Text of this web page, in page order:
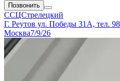
Позвонить
ССЦСтрелецкий
Г. Реутов ул. Победы 31А, тел.
Москва7/9/26